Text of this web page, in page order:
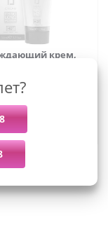
крем,
Delay - 50 мл
728